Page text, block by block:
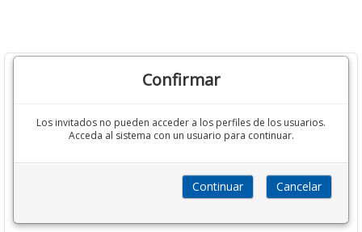
Confirmar
Los invitados no pueden acceder a los perfiles de los usuarios.
Acceda al sistema con un usuario para continuar.